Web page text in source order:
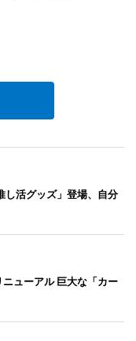
し活グッズ」登場、自分
ューアル 巨大な「カー